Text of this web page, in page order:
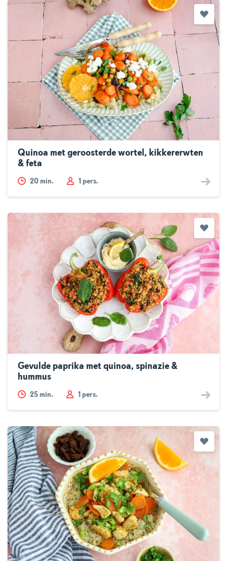
Quinoa met geroosterde wortel, kikkererwten
& feta
20 min. 1 pers.
Gevulde paprika met quinoa, spinazie &
hummus
25 min. 1 pers.